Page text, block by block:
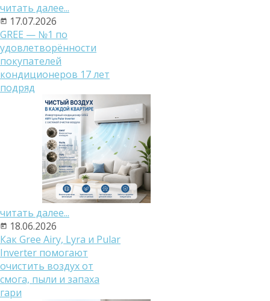
читать далее...
17.07.2026
GREE — №1 по
удовлетворённости
покупателей
кондиционеров 17 лет
подряд
читать далее...
18.06.2026
Как Gree Airy, Lyra и Pular
Inverter помогают
очистить воздух от
смога, пыли и запаха
гари